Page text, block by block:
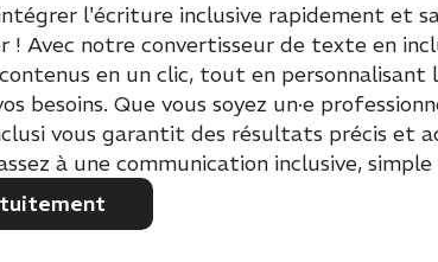
l'écriture inclusive rapidement et
! Avec notre convertisseur de texte en
en un clic, tout en personnalisant
besoins. Que vous soyez un·e
vous garantit des résultats précis et
à une communication inclusive,